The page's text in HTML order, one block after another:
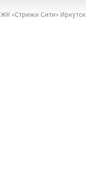
ЖК «Стрижи Сити» Иркутск